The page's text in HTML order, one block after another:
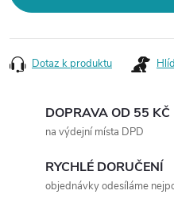
Dotaz k produktu
DOPRAVA OD 55 KČ
na výdejní místa DPD
RYCHLÉ DORUČENÍ
objednávky odesíláme